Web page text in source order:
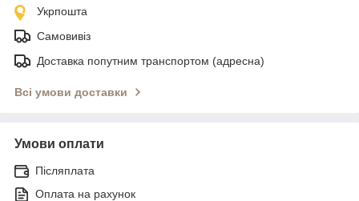
Укрпошта
Самовивіз
Доставка попутним транспортом (адресна)
Всі умови доставки
Умови оплати
Післяплата
Оплата на рахунок